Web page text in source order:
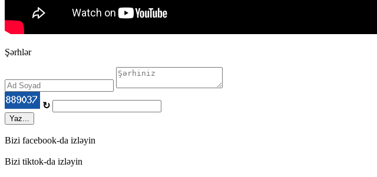
Şərhlər
↻
Yaz...
Bizi facebook-da izləyin
Bizi tiktok-da izləyin